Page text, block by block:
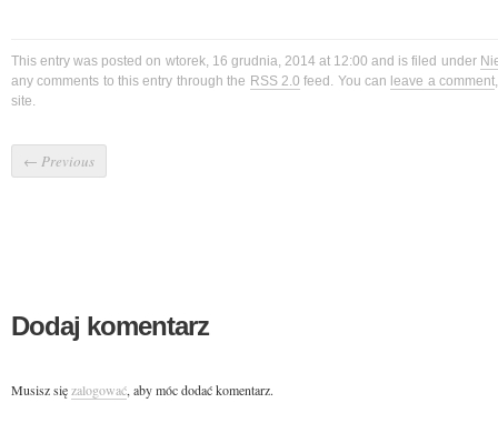
This entry was posted on wtorek, 16 grudnia, 2014 at 12:00 and is filed under
any comments to this entry through the RSS 2.0 feed. You can leave a comment
site.
← Previous
Dodaj komentarz
Musisz sięzalogować, aby móc dodać komentarz.